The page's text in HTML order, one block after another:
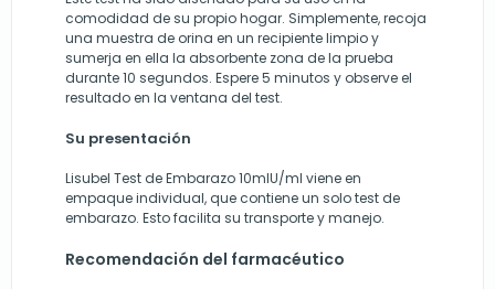
comodidad de su propio hogar. Simplemente, recoja
una muestra de orina en un recipiente limpio y
sumerja en ella la absorbente zona de la prueba
durante 10 segundos. Espere 5 minutos y observe el
resultado en la ventana del test.
Su presentación
Lisubel Test de Embarazo 10mlU/ml viene en
empaque individual, que contiene un solo test de
embarazo. Esto facilita su transporte y manejo.
Recomendación del farmacéutico